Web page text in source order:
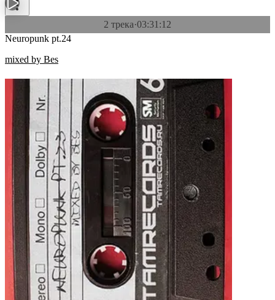
2 трека·03:31:12
Neuropunk pt.24
mixed by Bes